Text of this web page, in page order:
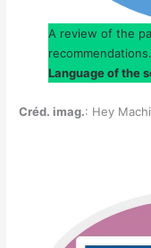
A review of the
Language of the
Créd. imag.: Hey